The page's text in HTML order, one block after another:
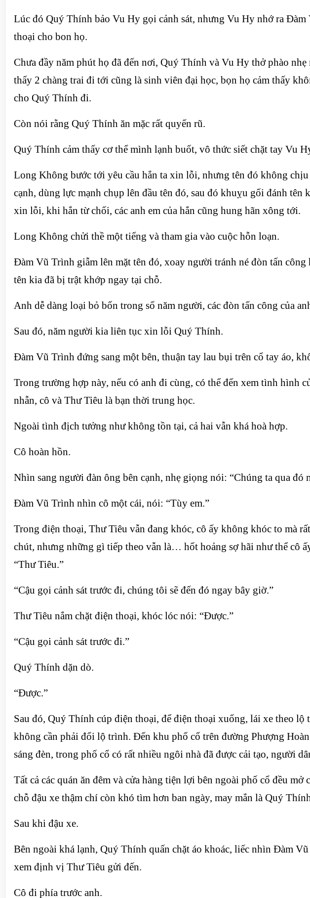
Lúc đó Quý Thính bảo Vu Hy gọi cảnh sát, nhưng Vu Hy nhớ ra
thoại cho bon họ.
Chưa đầy năm phút họ đã đến nơi, Quý Thính và Vu Hy thở phào
thấy 2 chàng trai đi tới cũng là sinh viên đại học, bọn họ cảm thấy
cho Quý Thính đi.
Còn nói rằng Quý Thính ăn mặc rất quyến rũ.
Quý Thính cảm thấy cơ thể mình lạnh buốt, vô thức siết chặt tay Vu
Long Không bước tới yêu cầu hắn ta xin lỗi, nhưng tên đó không
cạnh, dùng lực mạnh chụp lên đầu tên đó, sau đó khuỵu gối đánh
xin lỗi, khi hắn từ chối, các anh em của hắn cũng hung hãn xông tới.
Long Không chửi thề một tiếng và tham gia vào cuộc hỗn loạn.
Đàm Vũ Trình giẫm lên mặt tên đó, xoay người tránh né đòn tấn
tên kia đã bị trật khớp ngay tại chỗ.
Anh dễ dàng loại bỏ bốn trong số năm người, các đòn tấn công của
Sau đó, năm người kia liên tục xin lỗi Quý Thính.
Đàm Vũ Trình đứng sang một bên, thuận tay lau bụi trên cổ tay áo,
Trong trường hợp này, nếu có anh đi cùng, có thể đến xem tình hình
nhẫn, cô và Thư Tiêu là bạn thời trung học.
Ngoài tình địch tưởng như không tồn tại, cả hai vẫn khá hoà hợp.
Cô hoàn hồn.
Nhìn sang người đàn ông bên cạnh, nhẹ giọng nói: “Chúng ta qua đó
Đàm Vũ Trình nhìn cô một cái, nói: “Tùy em.”
Trong điện thoại, Thư Tiêu vẫn đang khóc, cô ấy không khóc to mà
chút, nhưng những gì tiếp theo vẫn là… hốt hoảng sợ hãi như thể cô
“Thư Tiêu.”
“Cậu gọi cảnh sát trước đi, chúng tôi sẽ đến đó ngay bây giờ.”
Thư Tiêu nắm chặt điện thoại, khóc lóc nói: “Được.”
“Cậu gọi cảnh sát trước đi.”
Quý Thính dặn dò.
“Được.”
Sau đó, Quý Thính cúp điện thoại, để điện thoại xuống, lái xe theo
không cần phải đổi lộ trình. Đến khu phố cổ trên đường Phượng
sáng đèn, trong phố cổ có rất nhiều ngôi nhà đã được cải tạo, người
Tất cả các quán ăn đêm và cửa hàng tiện lợi bên ngoài phố cổ đều
chỗ đậu xe thậm chí còn khó tìm hơn ban ngày, may mắn là Quý
Sau khi đậu xe.
Bên ngoài khá lạnh, Quý Thính quấn chặt áo khoác, liếc nhìn Đàm
xem định vị Thư Tiêu gửi đến.
Cô đi phía trước anh.